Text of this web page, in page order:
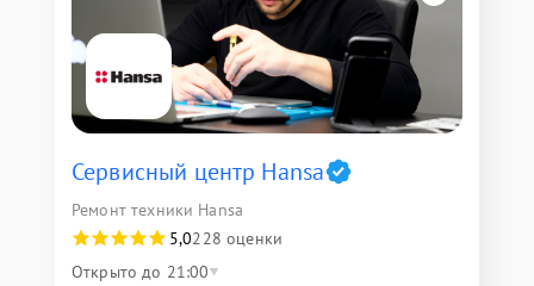
Сервисный центр Hansa
Ремонт техники Hansa
5,0228 оценки
Открыто до 21:00